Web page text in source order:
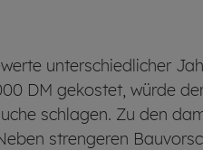
unterschiedlicher
DM gekostet, würde
schlagen. Zu den
strengeren